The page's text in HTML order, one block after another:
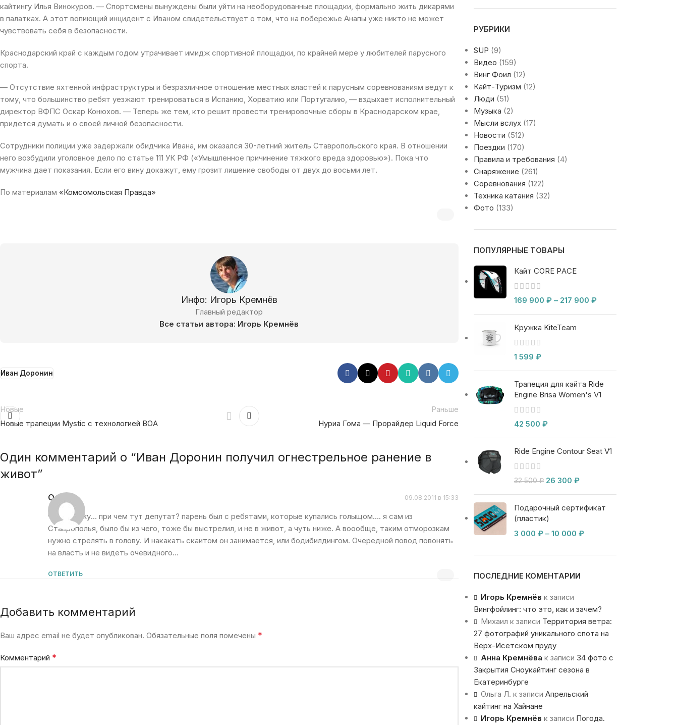
кайтингу Илья Винокуров. — Спортсмены вынуждены были уйти на необорудованные площадки, формально жить дикарями
в палатках. А этот вопиющий инцидент с Иваном свидетельствует о том, что на побережье Анапы уже никто не может
чувствовать себя в безопасности.
Краснодарский край с каждым годом утрачивает имидж спортивной площадки, по крайней мере у любителей парусного
спорта.
— Отсутствие яхтенной инфраструктуры и безразличное отношение местных властей к парусным соревнованиям ведут к
тому, что большинство ребят уезжают тренироваться в Испанию, Хорватию или Португалию, — вздыхает исполнительный
директор ВФПС Оскар Конюхов. — Теперь же тем, кто решит провести тренировочные сборы в Краснодарском крае,
придется думать и о своей личной безопасности.
Сотрудники полиции уже задержали обидчика Ивана, им оказался 30-летний житель Ставропольского края. В отношении
него возбудили уголовное дело по статье 111 УК РФ («Умышленное причинение тяжкого вреда здоровью»). Пока что
мужчина дает показания. Если его вину докажут, ему грозит лишение свободы от двух до восьми лет.
По материалам «Комсомольская Правда»
Инфо: Игорь Кремнёв
Главный редактор
Все статьи автора: Игорь Кремнёв
Иван Доронин
Новые
Новые трапеции Mystic c технологией BOA
Раньше
Нуриа Гома — Прорайдер Liquid Force
Один комментарий о “Иван Доронин получил огнестрельное ранение в
живот”
Олег 09.08.2011 в 15:33
Чтоя скажу… при чем тут депутат? парень был с ребятами, которые купались голыщом…. я сам из
Ставрополья, было бы из чего, тоже бы выстрелил, и не в живот, а чуть ниже. А воообще, таким отморозкам
нужно стрелять в голову. И накакать скаитом он занимается, или бодибилдингом. Очередной повод повонять
на власть и не видеть очевидного…
ОТВЕТИТЬ
Добавить комментарий
Ваш адрес email не будет опубликован. Обязательные поля помечены *
Комментарий *
РУБРИКИ
SUP (9)
Видео (159)
Винг Фоил (12)
Кайт-Туризм (12)
Люди (51)
Музыка (2)
Мысли вслух(17)
Новости (512)
Поездки (170)
Правила и требования (4)
Снаряжение (261)
Соревнования (122)
Техника катания (32)
Фото (133)
ПОПУЛЯРНЫЕ ТОВАРЫ
Кайт CORE PACE
169 900 ₽ – 217 900 ₽
Кружка KiteTeam
1 599 ₽
Трапеция для кайта Ride
Engine Brisa Women's V1
42 500 ₽
Ride Engine Contour Seat V1
32 500₽ 26 300 ₽
Подарочный сертификат
(пластик)
3 000 ₽ – 10 000 ₽
ПОСЛЕДНИЕ КОМЕНТАРИИ
Игорь Кремнёв к записи
Вингфойлинг: что это, как и зачем?
Михаил к записи Территория ветра:
27 фотографий уникального спота на
Верх-Исетском пруду
Анна Кремнёва к записи 34 фото с
Закрытия Сноукайтинг сезона в
Екатеринбурге
Ольга Л. к записи Апрельский
кайтинг на Хайнане
Игорь Кремнёв к записи Погода.